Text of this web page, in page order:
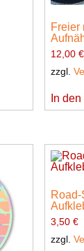
Freier
12,00 €
zzgl.
In
3,50 €
zzgl.